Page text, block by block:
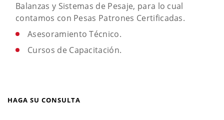
Balanzas y Sistemas de Pesaje, para lo cual
contamos con Pesas Patrones Certificadas.
Asesoramiento Técnico.
Cursos de Capacitación.
HAGA SU CONSULTA